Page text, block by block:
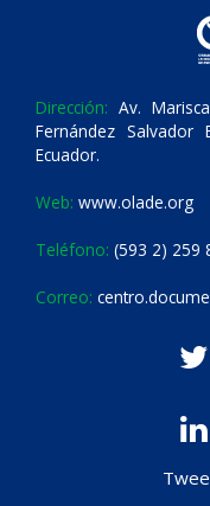
Dirección: Av.
Fernández
Ecuador.
Web: www.olade.org
Teléfono: (593 2) 259
Correo: